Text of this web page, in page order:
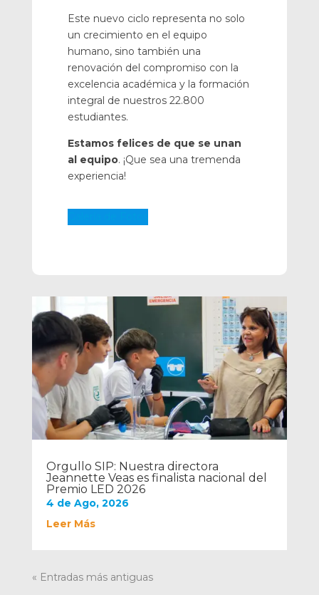
Orgullo SIP: Nuestra directora
Jeannette Veas es finalista nacional del
Premio LED 2026
4 de Ago, 2026
Leer Más
« Entradas más antiguas
Este nuevo ciclo representa no solo
un crecimiento en el equipo
humano, sino también una
renovación del compromiso con la
excelencia académica y la formación
integral de nuestros 22.800
estudiantes.
Estamos felices de que se unan
al equipo. ¡Que sea una tremenda
experiencia!